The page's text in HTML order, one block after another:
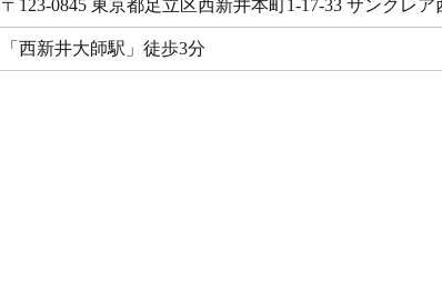
〒123-0845 東京都足立区西新井本町1-17-33 サンクレ
「西新井大師駅」徒歩3分